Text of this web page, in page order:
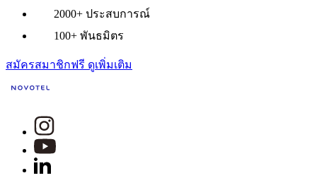
2000+ ประสบการณ์
100+ พันธมิตร
สมัครสมาชิกฟรี ดูเพิ่มเติม